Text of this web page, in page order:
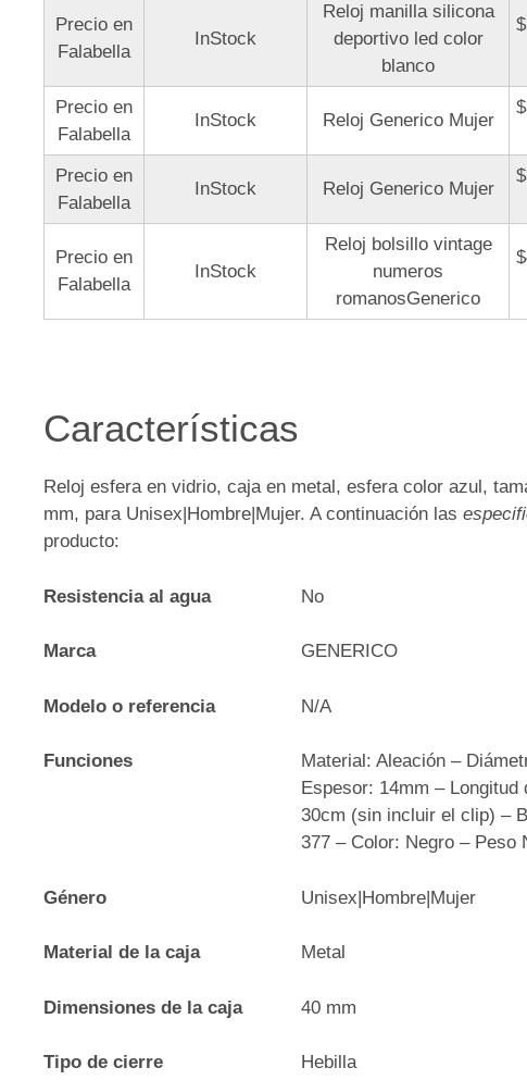
Precio en
Falabella
InStock
Reloj manilla silicona
deportivo led color
blanco
Precio en
Falabella
InStock Reloj Generico Mujer
Precio en
Falabella
InStock Reloj Generico Mujer
Precio en
Falabella
InStock
Reloj bolsillo vintage
numeros
romanosGenerico
Características
Reloj esfera en vidrio, caja en metal, esfera color azul,
mm, para Unisex|Hombre|Mujer. A continuación las
producto:
Resistencia al agua No
Marca GENERICO
Modelo o referencia N/A
Funciones
Material: Aleación –
Espesor: 14mm – Longitud
30cm (sin incluir el clip) –
377 – Color: Negro – Peso
Género Unisex|Hombre|Mujer
Material de la caja Metal
Dimensiones de la caja 40 mm
Tipo de cierre Hebilla